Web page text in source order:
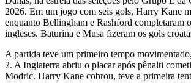
2026. Em um jogo com seis gols, Harry Kane
enquanto Bellingham e Rashford completaram
ingleses. Baturina e Musa fizeram os gols
A partida teve um primeiro tempo
2. A Inglaterra abriu o placar após pênalti
Modric. Harry Kane cobrou, teve a primeira